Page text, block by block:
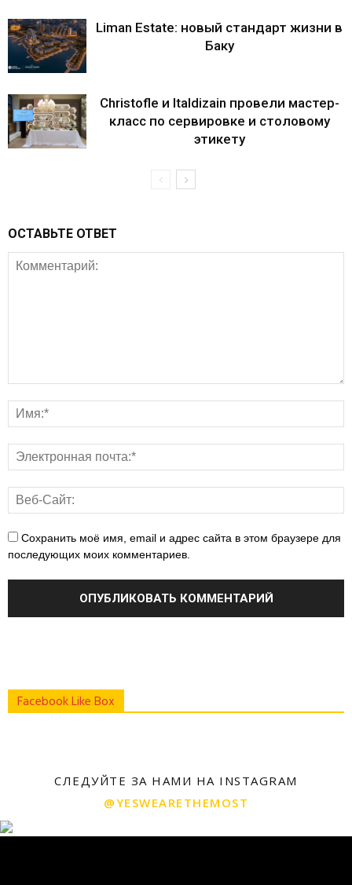
Liman Estate: новый стандарт жизни в
Баку
Christofle и Italdizain провели мастер-
класс по сервировке и столовому
этикету
ОСТАВЬТЕ ОТВЕТ
Сохранить моё имя, email и адрес сайта в этом браузере для
последующих моих комментариев.
Facebook Like Box
СЛЕДУЙТЕ ЗА НАМИ НА INSTAGRAM
@YESWEARETHEMOST